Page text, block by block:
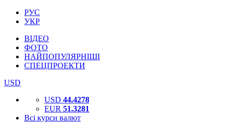
РУС
УКР
ВІДЕО
ФОТО
НАЙПОПУЛЯРНІШІ
СПЕЦПРОЕКТИ
USD
USD 44.4278
EUR 51.3281
Всі курси валют